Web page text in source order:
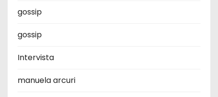
gossip
gossip
Intervista
manuela arcuri